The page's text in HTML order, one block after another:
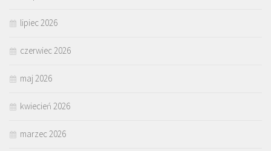
lipiec 2026
czerwiec 2026
maj 2026
kwiecień 2026
marzec 2026